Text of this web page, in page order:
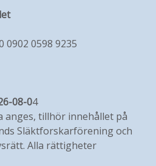
0902 0598 9235
08-04
anges, tillhör innehållet på
Släktforskarförening och
Alla rättigheter